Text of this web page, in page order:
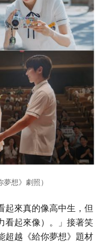
夢想》劇照）
起來真的像高中生，但
看起來像）。」接著笑
超越《給你夢想》題材